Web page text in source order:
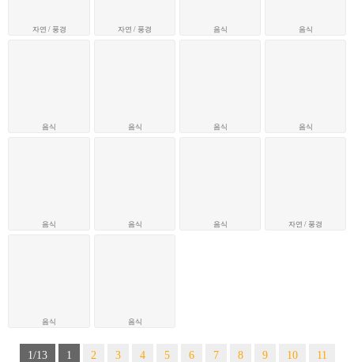
자연 / 풍경
음식
음식
음식
자연 / 풍경
음식
음식
음식
음식
음식
음식
음식
음식
자연 / 풍경
1/13 1 2 3 4 5 6 7 8 9 10
11